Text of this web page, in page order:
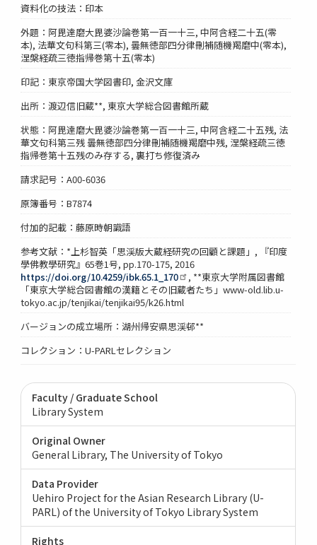
資料化の技法：印本
外題：阿毘達磨大毘婆沙論巻第一百一十三, 中阿含経二十五(零
本), 法華文句科第三(零本), 曇無徳部四分律刪補随機羯磨中(零本),
涅槃経疏三徳指帰巻第十五(零本)
印記：東京帝国大学図書印, 金沢文庫
出所：渡辺信旧蔵**, 東京大学総合図書館所蔵
状態：阿毘達磨大毘婆沙論巻第一百一十三, 中阿含経二十五残, 法
華文句科第三残 曇無徳部四分律刪補随機羯磨中残, 涅槃経疏三徳
指帰巻第十五残のみ存する, 裏打ち修復済み
請求記号：A00-6036
原簿番号：B7874
付加的記載：藤原時朝識語
参考文献：*上杉智英「思渓版大蔵経研究の回顧と課題」, 『印度
學佛教學研究』65巻1号, pp.170-175, 2016
https://doi.org/10.4259/ibk.65.1_170
, **東京大学附属図書館
「東京大学総合図書館の漢籍とその旧蔵者たち」www-old.lib.u-
tokyo.ac.jp/tenjikai/tenjikai95/k26.html
バージョンの成立場所：湖州帰安県思渓邨**
コレクション：U-PARLセレクション
Faculty / Graduate School
Library System
Original Owner
General Library, The University of Tokyo
Data Provider
Uehiro Project for the Asian Research Library (U-
PARL) of the University of Tokyo Library System
Rights